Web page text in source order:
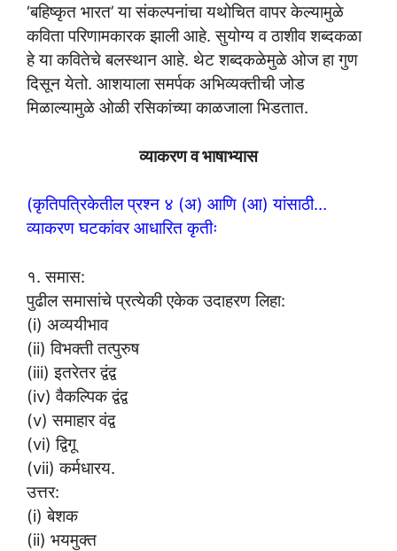
‘बहिष्कृत भारत’ या संकल्पनांचा यथोचित वापर केल्यामुळे
कविता परिणामकारक झाली आहे. सुयोग्य व ठाशीव शब्दकळा
हे या कवितेचे बलस्थान आहे. थेट शब्दकळेमुळे ओज हा गुण
दिसून येतो. आशयाला समर्पक अभिव्यक्तीची जोड
मिळाल्यामुळे ओळी रसिकांच्या काळजाला भिडतात.
व्याकरण व भाषाभ्यास
(कृतिपत्रिकेतील प्रश्न ४ (अ) आणि (आ) यांसाठी…
व्याकरण घटकांवर आधारित कृतीः
१. समास:
पुढील समासांचे प्रत्येकी एकेक उदाहरण लिहा:
(i) अव्ययीभाव
(ii) विभक्ती तत्पुरुष
(iii) इतरेतर द्वंद्व
(iv) वैकल्पिक द्वंद्व
(v) समाहार वंद्व
(vi) द्विगू
(vii) कर्मधारय.
उत्तर:
(i) बेशक
(ii) भयमुक्त